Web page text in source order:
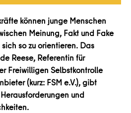
können junge Menschen
Meinung, Fakt und Fake
so zu orientieren. Das
Reese, Referentin für
Freiwilligen Selbstkontrolle
(kurz: FSM e.V.), gibt
und